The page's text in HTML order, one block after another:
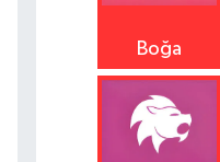
Boğa